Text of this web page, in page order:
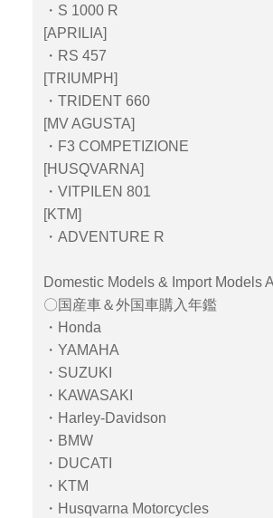
・S 1000 R
[APRILIA]
・RS 457
[TRIUMPH]
・TRIDENT 660
[MV AGUSTA]
・F3 COMPETIZIONE
[HUSQVARNA]
・VITPILEN 801
[KTM]
・ADVENTURE R
Domestic Models & Import Models
〇国産車＆外国車購入年鑑
・Honda
・YAMAHA
・SUZUKI
・KAWASAKI
・Harley-Davidson
・BMW
・DUCATI
・KTM
・Husqvarna Motorcycles